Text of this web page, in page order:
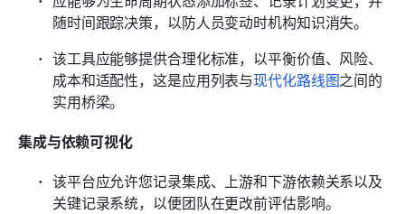
随时间跟踪决策，以防人员变动时机构知识消失。
该工具应能够提供合理化标准，以平衡价值、风险、
成本和适配性，这是应用列表与现代化路线图之间的
实用桥梁。
集成与依赖可视化
该平台应允许您记录集成、上游和下游依赖关系以及
关键记录系统，以便团队在更改前评估影响。